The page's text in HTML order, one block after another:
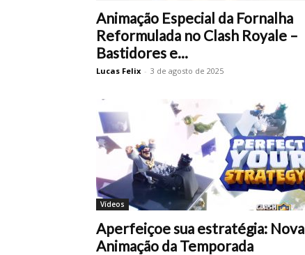
Animação Especial da Fornalha
Reformulada no Clash Royale –
Bastidores e...
Lucas Felix - 3 de agosto de 2025
Vídeos
Aperfeiçoe sua estratégia: Nova
Animação da Temporada